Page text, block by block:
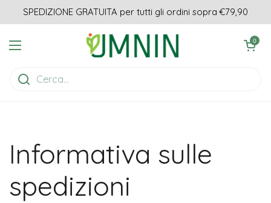
Passa ai contenuti
SPEDIZIONE GRATUITA per tutti gli ordini sopra €79,90
Apri menu
Apri carrello
0
Informativa sulle
spedizioni